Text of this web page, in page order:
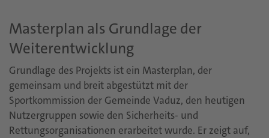
Masterplan als Grundlage der
Weiterentwicklung
Grundlage des Projekts ist ein Masterplan, der
gemeinsam und breit abgestützt mit der
Sportkommission der Gemeinde Vaduz, den heutigen
Nutzergruppen sowie den Sicherheits- und
Rettungsorganisationen erarbeitet wurde. Er zeigt auf,